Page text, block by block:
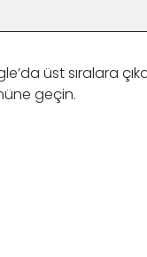
üst sıralara
geçin.